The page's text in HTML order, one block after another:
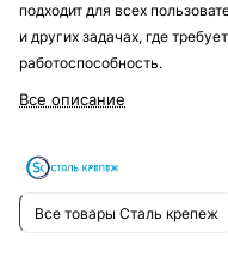
подходит для всех
и других задачах, где
работоспособность.
Все описание
Все товары Сталь крепеж